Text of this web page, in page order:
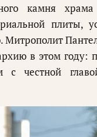
камня храма
плиты,
Митрополит
в этом году:
честной